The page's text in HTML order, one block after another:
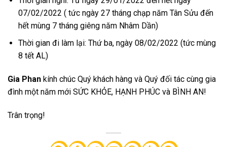
07/02/2022 ( tức ngày 27 tháng chạp năm Tân Sửu đến
hết mùng 7 tháng giêng năm Nhâm Dần)
Thời gian đi làm lại: Thứ ba, ngày 08/02/2022 (tức mùng
8 tết AL)
Gia Phan kính chúc Quý khách hàng và Quý đối tác cùng gia
đình một năm mới SỨC KHỎE, HẠNH PHÚC và BÌNH AN!
Trân trọng!